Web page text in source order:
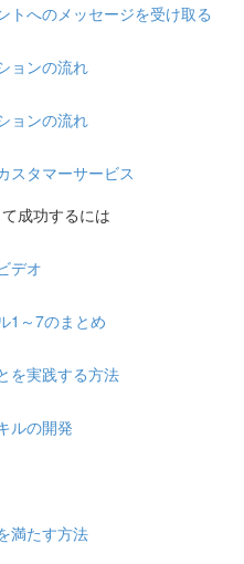
トへのメッセージを受け取る
ョンの流れ
ョンの流れ
スタマーサービス
成功するには
デオ
1～7のまとめ
を実践する方法
ルの開発
満たす方法